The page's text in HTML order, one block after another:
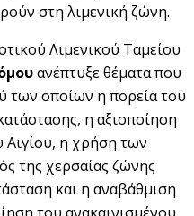
στη λιμενική ζώνη.
Λιμενικού Ταμείου
ανέπτυξε θέματα που
των οποίων η πορεία του
η αξιοποίηση
η χρήση των
της χερσαίας ζώνης
και η αναβάθμιση